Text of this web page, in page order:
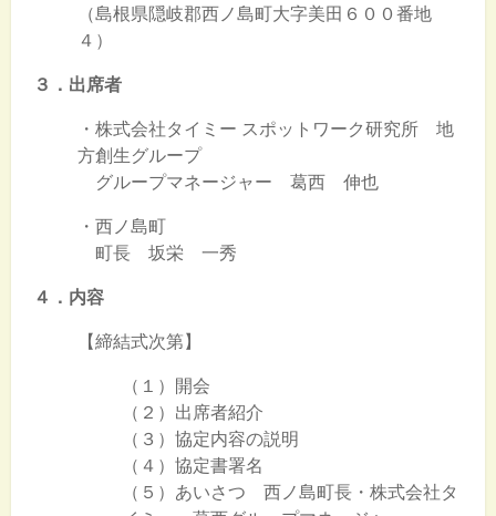
（島根県隠岐郡西ノ島町大字美田６００番地
４）
３．出席者
・株式会社タイミー スポットワーク研究所 地
方創生グループ
グループマネージャー 葛西 伸也
・西ノ島町
町長 坂栄 一秀
４．内容
【締結式次第】
（１）開会
（２）出席者紹介
（３）協定内容の説明
（４）協定書署名
（５）あいさつ 西ノ島町長・株式会社タ